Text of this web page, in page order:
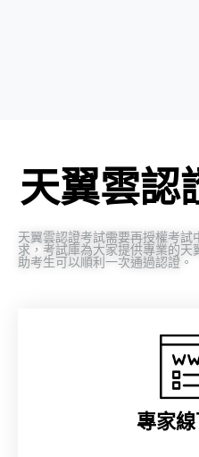
天翼雲認
天翼雲認證考試需要再授權考
求，考試庫為大家提供專業的
助考生可以順利一次通過認證。
專家